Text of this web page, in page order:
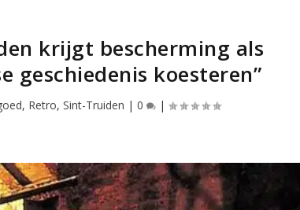
krijgt bescherming als
geschiedenis koesteren”
, Retro, Sint-Truiden | 0 |